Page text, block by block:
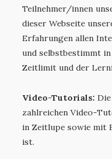
Teilnehmer/innen
dieser Webseite
Erfahrungen allen
und selbstbestimmt
Zeitlimit und der
Video-Tutorials:
zahlreichen Video-
in Zeitlupe sowie mit
ist.